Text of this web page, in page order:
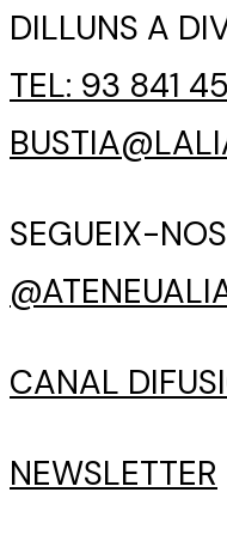
DILLUNS A
TEL: 93 841
SEGUEIX-
CANAL
NEWSLETTER